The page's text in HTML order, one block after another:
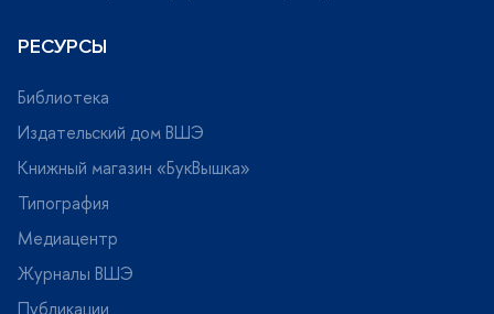
РЕСУРСЫ
Библиотека
Издательский дом ВШЭ
Книжный магазин «БукВышка»
Типография
Медиацентр
Журналы ВШЭ
Публикации